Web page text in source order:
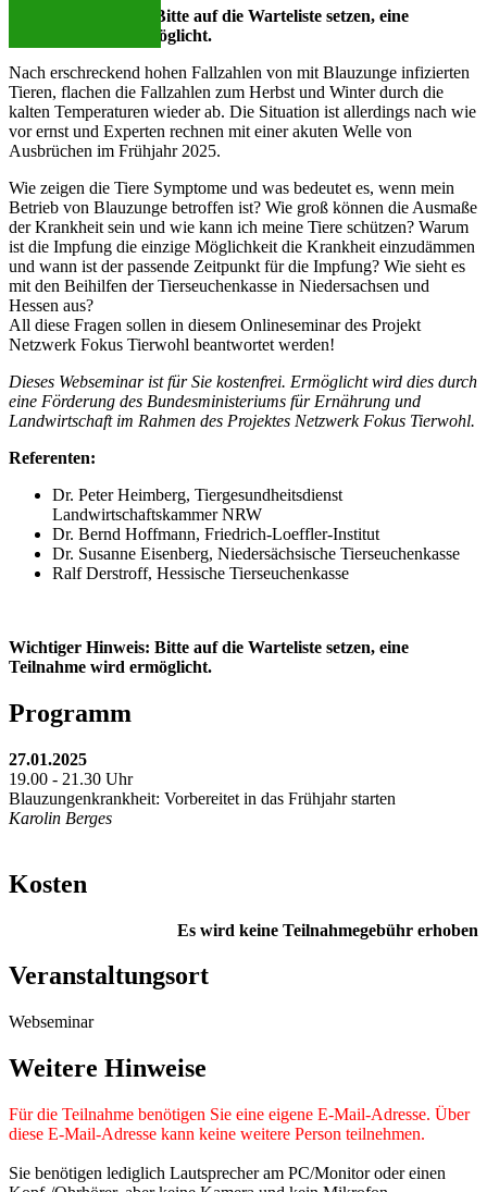
Wichtiger Hinweis: Bitte auf die Warteliste setzen, eine
Teilnahme wird ermöglicht.
Nach erschreckend hohen Fallzahlen von mit Blauzunge infizierten
Tieren, flachen die Fallzahlen zum Herbst und Winter durch die
kalten Temperaturen wieder ab. Die Situation ist allerdings nach wie
vor ernst und Experten rechnen mit einer akuten Welle von
Ausbrüchen im Frühjahr 2025.
Wie zeigen die Tiere Symptome und was bedeutet es, wenn mein
Betrieb von Blauzunge betroffen ist? Wie groß können die Ausmaße
der Krankheit sein und wie kann ich meine Tiere schützen? Warum
ist die Impfung die einzige Möglichkeit die Krankheit einzudämmen
und wann ist der passende Zeitpunkt für die Impfung? Wie sieht es
mit den Beihilfen der Tierseuchenkasse in Niedersachsen und
Hessen aus?
All diese Fragen sollen in diesem Onlineseminar des Projekt
Netzwerk Fokus Tierwohl beantwortet werden!
Dieses Webseminar ist für Sie kostenfrei. Ermöglicht wird dies durch
eine Förderung des Bundesministeriums für Ernährung und
Landwirtschaft im Rahmen des Projektes Netzwerk Fokus Tierwohl.
Referenten:
Dr. Peter Heimberg, Tiergesundheitsdienst
Landwirtschaftskammer NRW
Dr. Bernd Hoffmann, Friedrich-Loeffler-Institut
Dr. Susanne Eisenberg, Niedersächsische Tierseuchenkasse
Ralf Derstroff, Hessische Tierseuchenkasse
Wichtiger Hinweis: Bitte auf die Warteliste setzen, eine
Teilnahme wird ermöglicht.
Programm
27.01.2025
19.00 - 21.30 Uhr
Blauzungenkrankheit: Vorbereitet in das Frühjahr starten
Karolin Berges
Kosten
Es wird keine Teilnahmegebühr erhoben
Veranstaltungsort
Webseminar
Weitere Hinweise
Für die Teilnahme benötigen Sie eine eigene E-Mail-Adresse. Über
diese E-Mail-Adresse kann keine weitere Person teilnehmen.
Sie benötigen lediglich Lautsprecher am PC/Monitor oder einen